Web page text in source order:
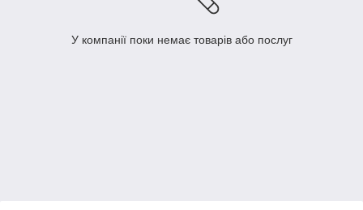
У компанії поки немає товарів або послуг